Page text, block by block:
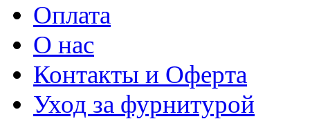
Оплата
О нас
Контакты и Оферта
Уход за фурнитурой